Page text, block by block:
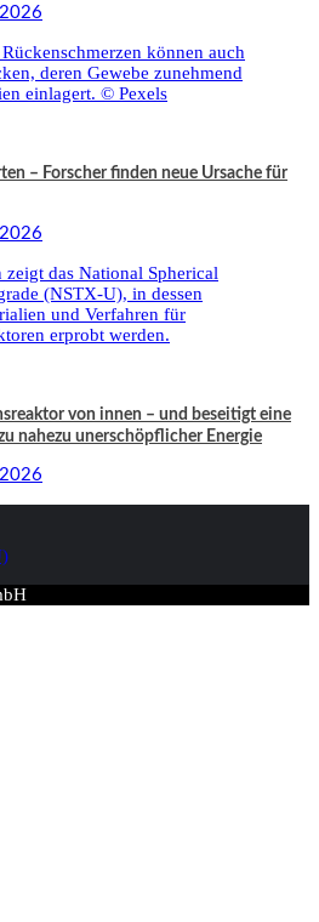
– Forscher finden neue Ursache für
von innen – und beseitigt eine
nahezu unerschöpflicher Energie